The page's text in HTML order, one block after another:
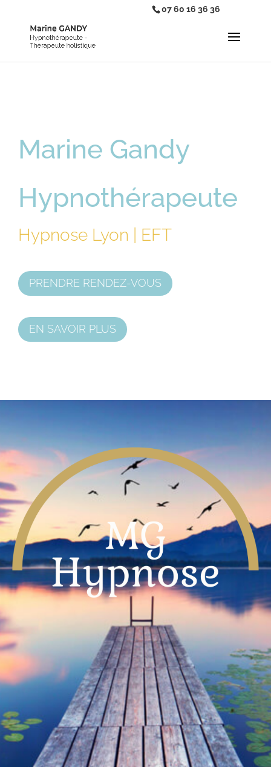
07 60 16 36 36
Marine Gandy
Hypnothérapeute
Hypnose Lyon | EFT
PRENDRE RENDEZ-VOUS
EN SAVOIR PLUS